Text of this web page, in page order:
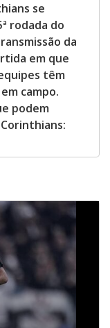
se
rodada do
da
em que
têm
campo.
podem